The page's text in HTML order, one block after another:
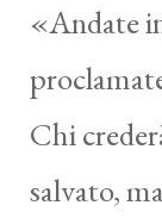
«Andate
Chi
salvato,